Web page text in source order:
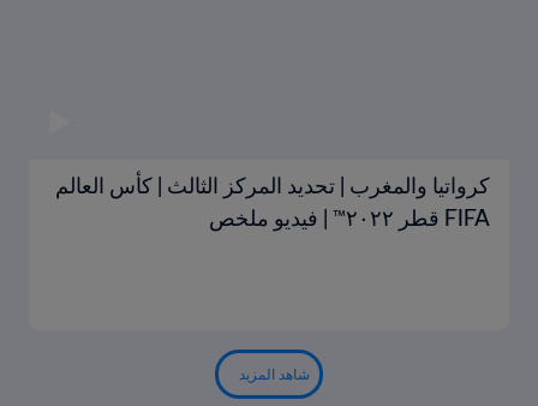
كرواتيا والمغرب | تحديد المركز الثالث | كأس العالم
FIFA قطر ٢٠٢٢™ | فيديو ملخص
شاهد المزيد